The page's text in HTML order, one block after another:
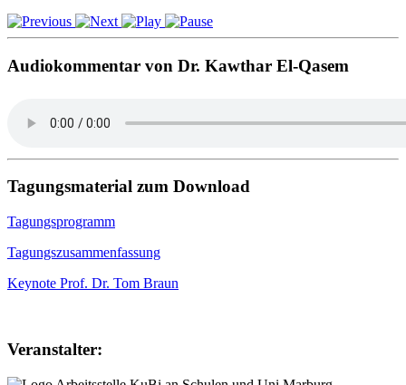
Audiokommentar von Dr. Kawthar El-Qasem
Tagungsmaterial zum Download
Tagungsprogramm
Tagungszusammenfassung
Keynote Prof. Dr. Tom Braun
Veranstalter: